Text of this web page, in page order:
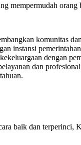
mempermudah
komunitas
instansi
dengan
dan
baik dan terperinci,